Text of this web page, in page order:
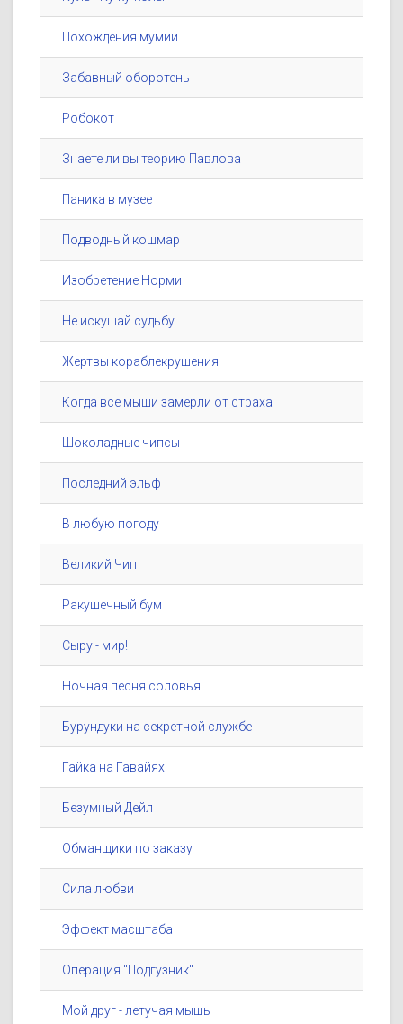
Похождения мумии
Забавный оборотень
Робокот
Знаете ли вы теорию Павлова
Паника в музее
Подводный кошмар
Изобретение Норми
Не искушай судьбу
Жертвы кораблекрушения
Когда все мыши замерли от страха
Шоколадные чипсы
Последний эльф
В любую погоду
Великий Чип
Ракушечный бум
Сыру - мир!
Ночная песня соловья
Бурундуки на секретной службе
Гайка на Гавайях
Безумный Дейл
Обманщики по заказу
Сила любви
Эффект масштаба
Операция ''Подгузник''
Мой друг - летучая мышь